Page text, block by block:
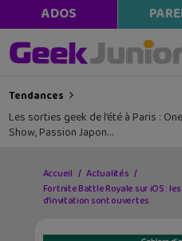
ADOS
Tendances
Les sorties geek de l’été à Paris :
Show, Passion Japon…
Accueil
Actualités
Fortnite Battle Royale sur iOS :
d’invitation sont ouvertes